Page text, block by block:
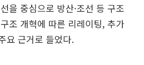
을 중심으로 방산·조선 등 구조
조 개혁에 따른 리레이팅, 추가
요 근거로 들었다.